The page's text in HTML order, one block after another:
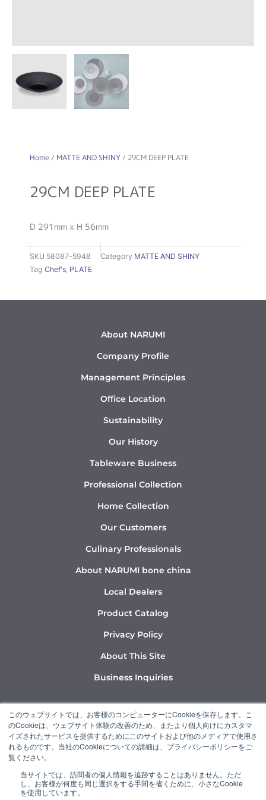
このウェブサイトでは、お客様のコンピューターにCookieを保存します。こ
のCookieは、ウェブサイト体験の改善のため、またより個人向けにカスタマ
イズされたサービスを提供するためにこのサイトおよび他のメディアで使用さ
れるものです。当社のCookieについての詳細は、プライバシーポリシーをご
覧ください。
当サイトでは、訪問者の個人情報を追跡することはありません。ただ
し、お客様が何度も同じ選択をする手間を省くために、小さなCookie
を使用しています。
Home / MATTE AND SHINY / 29CM DEEP PLATE
29CM DEEP PLATE
D 291mm x H 56mm
SKU 58087-5948 Category MATTE AND SHINY
Tag Chef's PLATE
About NARUMI
Company Profile
Management Principles
Office Location
Sustainability
Our History
Tableware Business
Professional Collection
Home Collection
Our Customers
Culinary Professionals
About NARUMI bone china
Local Dealers
Product Catalog
Privacy Policy
About This Site
Business Inquiries
Y
o
u
t
b
I
n
s
t
g
L
i
n
k
d
“NARUMI” is a member of the Ishizuka Glass Group.